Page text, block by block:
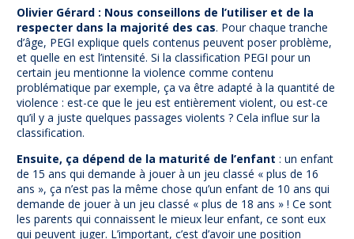
Olivier Gérard : Nous conseillons de l’utiliser et de la
respecter dans la majorité des cas. Pour chaque tranche
d’âge, PEGI explique quels contenus peuvent poser problème,
et quelle en est l’intensité. Si la classification PEGI pour un
certain jeu mentionne la violence comme contenu
problématique par exemple, ça va être adapté à la quantité de
violence : est-ce que le jeu est entièrement violent, ou est-ce
qu’il y a juste quelques passages violents ? Cela influe sur la
classification.
Ensuite, ça dépend de la maturité de l’enfant : un enfant
de 15 ans qui demande à jouer à un jeu classé « plus de 16
ans », ça n’est pas la même chose qu’un enfant de 10 ans qui
demande de jouer à un jeu classé « plus de 18 ans » ! Ce sont
les parents qui connaissent le mieux leur enfant, ce sont eux
qui peuvent juger. L’important, c’est d’avoir une position